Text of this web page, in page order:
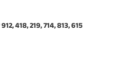
418, 219, 714, 813, 615